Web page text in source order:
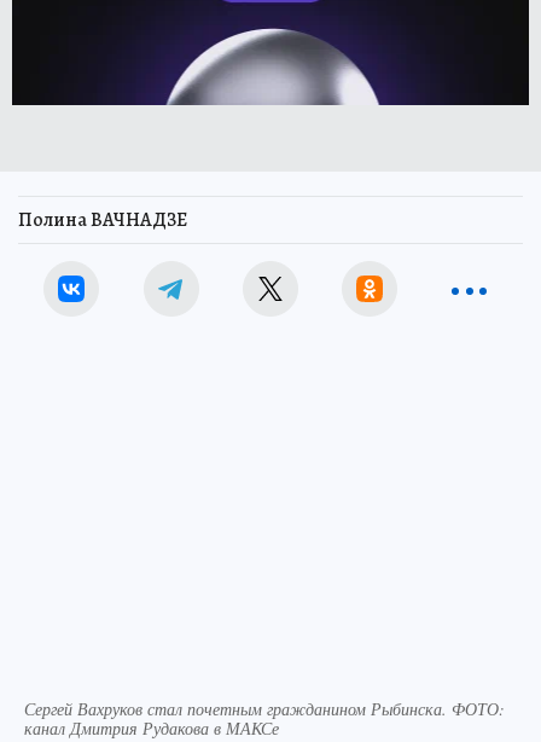
Полина ВАЧНАДЗЕ
Сергей Вахруков стал почетным гражданином Рыбинска. ФОТО:
канал Дмитрия Рудакова в МАКСе